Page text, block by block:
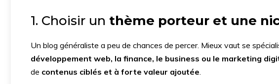
1. Choisir un thème porteur et une
Un blog généraliste a peu de chances de percer. Mieux vaut se
développement web, la finance, le business ou le marketing
de contenus ciblés et à forte valeur ajoutée.